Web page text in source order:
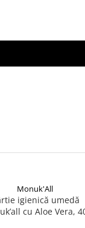
Monuk'All
igienică umedă
cu Aloe Vera,